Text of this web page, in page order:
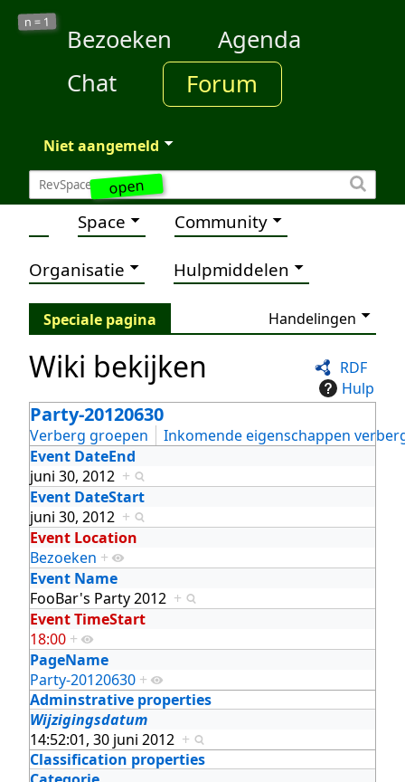
open
n = 1
Bezoeken
Agenda
Chat
Forum
Niet aangemeld
Space Community
Organisatie Hulpmiddelen
Speciale pagina Handelingen
RDF
Hulp
Wiki bekijken
Party-20120630
Verberg groepen
Inkomende eigenschappen
Event DateEnd
juni 30, 2012 +
Event DateStart
juni 30, 2012 +
Event Location
Bezoeken +
Event Name
FooBar's Party 2012 +
Event TimeStart
18:00 +
PageName
Party-20120630 +
Adminstrative properties
Wijzigingsdatum
14:52:01, 30 juni 2012 +
Classification properties